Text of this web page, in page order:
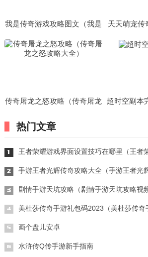
我是传奇游戏攻略图文（我是
天天萌宠传
传奇屠龙之怒攻略（传奇屠龙
超时空副本
热门文章
剧情手游天坑攻略（剧情手游天坑攻略视频
美杜莎传奇手游礼包码2023（美杜莎传奇
画个盘儿安卓
水浒传Q传手游新手指南